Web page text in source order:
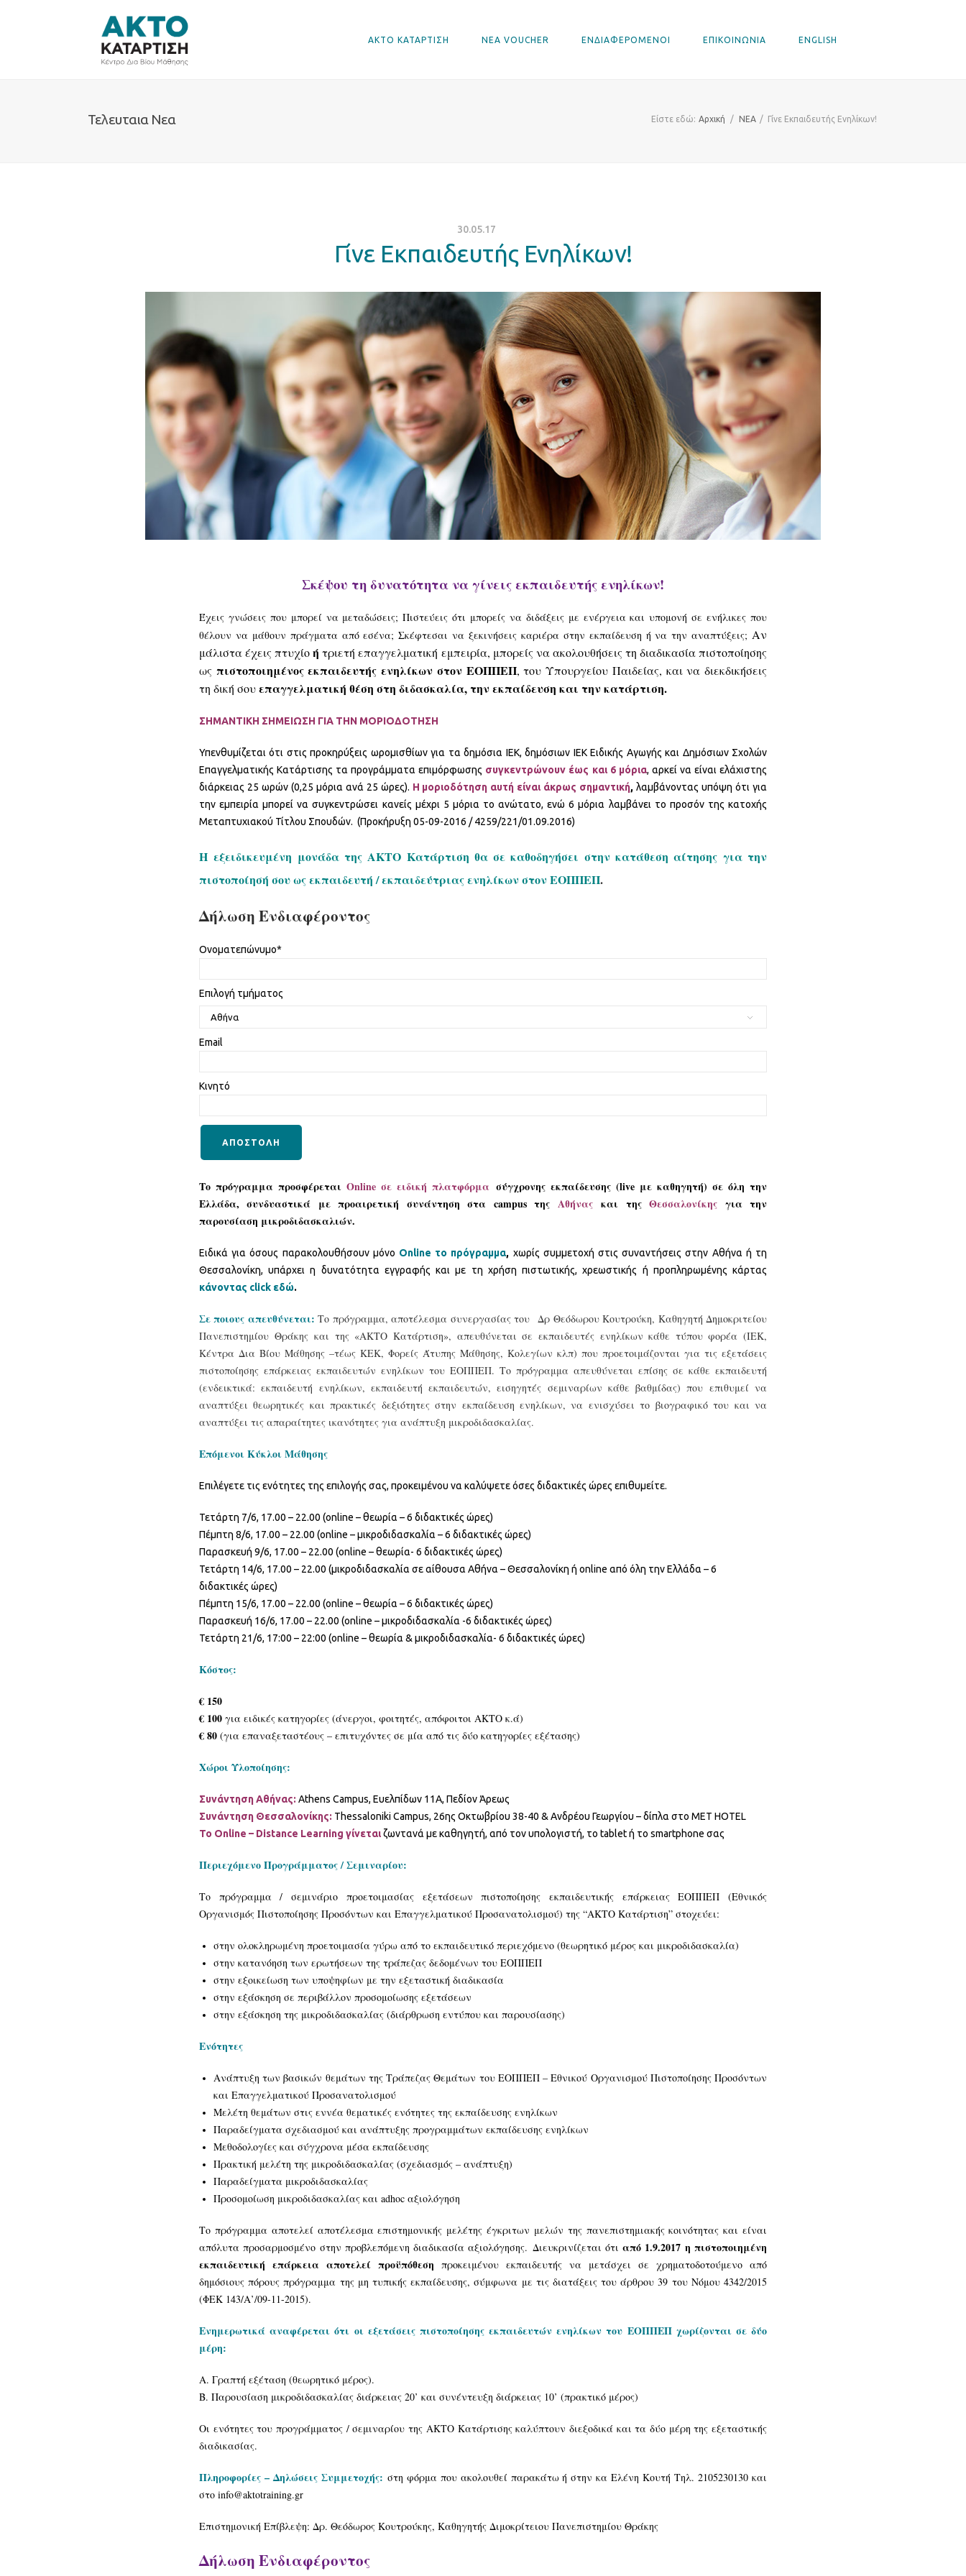
ΑΚΤΟ ΚΑΤΑΡΤΙΣΗ ΝΕΑ VOUCHER ΕΝΔΙΑΦΕΡΟΜΕΝΟΙ ΕΠΙΚΟΙΝΩΝΙΑ ENGLISH
Τελευταια Νεα Είστε εδώ: Αρχική / ΝΕΑ / Γίνε Εκπαιδευτής Ενηλίκων!
30.05.17
Γίνε Εκπαιδευτής Ενηλίκων!
Σκέψου τη δυνατότητα να γίνεις εκπαιδευτής ενηλίκων!
Έχεις γνώσεις που μπορεί να μεταδώσεις; Πιστεύεις ότι μπορείς να διδάξεις με ενέργεια και υπομονή σε ενήλικες που
θέλουν να μάθουν πράγματα από εσένα; Σκέφτεσαι να ξεκινήσεις καριέρα στην εκπαίδευση ή να την αναπτύξεις; Αν
μάλιστα έχεις πτυχίοή τριετή επαγγελματική εμπειρία, μπορείς να ακολουθήσεις τη διαδικασία πιστοποίησης
ως πιστοποιημένος εκπαιδευτής ενηλίκων στον ΕΟΠΠΕΠ, του Υπουργείου Παιδείας, και να διεκδικήσεις
τη δική σουεπαγγελματική θέση στη διδασκαλία, την εκπαίδευση και την κατάρτιση.
ΣΗΜΑΝΤΙΚΗ ΣΗΜΕΙΩΣΗ ΓΙΑ ΤΗΝ ΜΟΡΙΟΔΟΤΗΣΗ
Υπενθυμίζεται ότι στις προκηρύξεις ωρομισθίων για τα δημόσια ΙΕΚ, δημόσιων ΙΕΚ Ειδικής Αγωγής και Δημόσιων Σχολών
Επαγγελματικής Κατάρτισης τα προγράμματα επιμόρφωσης συγκεντρώνουν έως και 6 μόρια, αρκεί να είναι ελάχιστης
διάρκειας 25 ωρών (0,25 μόρια ανά 25 ώρες). Η μοριοδότηση αυτή είναι άκρως σημαντική, λαμβάνοντας υπόψη ότι για
την εμπειρία μπορεί να συγκεντρώσει κανείς μέχρι 5 μόρια το ανώτατο, ενώ 6 μόρια λαμβάνει το προσόν της κατοχής
Μεταπτυχιακού Τίτλου Σπουδών. (Προκήρυξη 05-09-2016 / 4259/221/01.09.2016)
H εξειδικευμένη μονάδα της ΑΚΤΟ Κατάρτιση θα σε καθοδηγήσει στην κατάθεση αίτησης για την
πιστοποίησή σου ως εκπαιδευτή / εκπαιδεύτριας ενηλίκων στον ΕΟΠΠΕΠ.
Δήλωση Ενδιαφέροντος
Ονοματεπώνυμο*
Επιλογή τμήματος
Email
Κινητό
Το πρόγραμμα προσφέρεταιOnline σε ειδική πλατφόρμα σύγχρονης εκπαίδευσης (live με καθηγητή) σε όλη την
Ελλάδα, συνδυαστικά με προαιρετική συνάντηση στα campus της Αθήναςκαι τηςΘεσσαλονίκης για την
παρουσίαση μικροδιδασκαλιών.
Ειδικά για όσους παρακολουθήσουν μόνο Online το πρόγραμμα, χωρίς συμμετοχή στις συναντήσεις στην Αθήνα ή τη
Θεσσαλονίκη, υπάρχει η δυνατότητα εγγραφής και με τη χρήση πιστωτικής, χρεωστικής ή προπληρωμένης κάρτας
κάνοντας click εδώ.
Σε ποιους απευθύνεται:Το πρόγραμμα, αποτέλεσμα συνεργασίας του Δρ Θεόδωρου Κουτρούκη, Καθηγητή Δημοκριτείου
Πανεπιστημίου Θράκης και της «ΑΚΤΟ Κατάρτιση», απευθύνεται σε εκπαιδευτές ενηλίκων κάθε τύπου φορέα (ΙΕΚ,
Κέντρα Δια Βίου Μάθησης –τέως ΚΕΚ, Φορείς Άτυπης Μάθησης, Κολεγίων κλπ) που προετοιμάζονται για τις εξετάσεις
πιστοποίησης επάρκειας εκπαιδευτών ενηλίκων του ΕΟΠΠΕΠ. Το πρόγραμμα απευθύνεται επίσης σε κάθε εκπαιδευτή
(ενδεικτικά: εκπαιδευτή ενηλίκων, εκπαιδευτή εκπαιδευτών, εισηγητές σεμιναρίων κάθε βαθμίδας) που επιθυμεί να
αναπτύξει θεωρητικές και πρακτικές δεξιότητες στην εκπαίδευση ενηλίκων, να ενισχύσει το βιογραφικό του και να
αναπτύξει τις απαραίτητες ικανότητες για ανάπτυξη μικροδιδασκαλίας.
Επόμενοι Κύκλοι Μάθησης
Επιλέγετε τις ενότητες της επιλογής σας, προκειμένου να καλύψετε όσες διδακτικές ώρες επιθυμείτε.
Τετάρτη 7/6, 17.00 – 22.00 (online – θεωρία – 6 διδακτικές ώρες)
Πέμπτη 8/6, 17.00 – 22.00 (online – μικροδιδασκαλία – 6 διδακτικές ώρες)
Παρασκευή 9/6, 17.00 – 22.00 (online – θεωρία- 6 διδακτικές ώρες)
Τετάρτη 14/6, 17.00 – 22.00 (μικροδιδασκαλία σε αίθουσα Αθήνα – Θεσσαλονίκη ή online από όλη την Ελλάδα – 6
διδακτικές ώρες)
Πέμπτη 15/6, 17.00 – 22.00 (online – θεωρία – 6 διδακτικές ώρες)
Παρασκευή 16/6, 17.00 – 22.00 (online – μικροδιδασκαλία -6 διδακτικές ώρες)
Τετάρτη 21/6, 17:00 – 22:00 (online – θεωρία & μικροδιδασκαλία- 6 διδακτικές ώρες)
Κόστος:
€ 150
€ 100 για ειδικές κατηγορίες (άνεργοι, φοιτητές, απόφοιτοι ΑΚΤΟ κ.ά)
€ 80 (για επαναξεταστέους – επιτυχόντες σε μία από τις δύο κατηγορίες εξέτασης)
Χώροι Υλοποίησης:
Συνάντηση Αθήνας: Athens Campus, Ευελπίδων 11Α, Πεδίον Άρεως
Συνάντηση Θεσσαλονίκης: Thessaloniki Campus, 26ης Οκτωβρίου 38-40 & Ανδρέου Γεωργίου – δίπλα στο MET HOTEL
Το Online – Distance Learning γίνεταιζωντανά με καθηγητή, από τον υπολογιστή, το tablet ή το smartphone σας
Περιεχόμενο Προγράμματος / Σεμιναρίου:
Το πρόγραμμα / σεμινάριο προετοιμασίας εξετάσεων πιστοποίησης εκπαιδευτικής επάρκειας ΕΟΠΠΕΠ (Εθνικός
Οργανισμός Πιστοποίησης Προσόντων και Επαγγελματικού Προσανατολισμού) της “ΑΚΤΟ Κατάρτιση” στοχεύει:
στην ολοκληρωμένη προετοιμασία γύρω από το εκπαιδευτικό περιεχόμενο (θεωρητικό μέρος και μικροδιδασκαλία)
στην κατανόηση των ερωτήσεων της τράπεζας δεδομένων του ΕΟΠΠΕΠ
στην εξοικείωση των υποψηφίων με την εξεταστική διαδικασία
στην εξάσκηση σε περιβάλλον προσομοίωσης εξετάσεων
στην εξάσκηση της μικροδιδασκαλίας (διάρθρωση εντύπου και παρουσίασης)
Ενότητες
Ανάπτυξη των βασικών θεμάτων της Τράπεζας Θεμάτων του ΕΟΠΠΕΠ – Εθνικού Οργανισμού Πιστοποίησης Προσόντων
και Επαγγελματικού Προσανατολισμού
Μελέτη θεμάτων στις εννέα θεματικές ενότητες της εκπαίδευσης ενηλίκων
Παραδείγματα σχεδιασμού και ανάπτυξης προγραμμάτων εκπαίδευσης ενηλίκων
Μεθοδολογίες και σύγχρονα μέσα εκπαίδευσης
Πρακτική μελέτη της μικροδιδασκαλίας (σχεδιασμός – ανάπτυξη)
Παραδείγματα μικροδιδασκαλίας
Προσομοίωση μικροδιδασκαλίας και adhoc αξιολόγηση
Το πρόγραμμα αποτελεί αποτέλεσμα επιστημονικής μελέτης έγκριτων μελών της πανεπιστημιακής κοινότητας και είναι
απόλυτα προσαρμοσμένο στην προβλεπόμενη διαδικασία αξιολόγησης. Διευκρινίζεται ότιαπό 1.9.2017 η πιστοποιημένη
εκπαιδευτική επάρκεια αποτελεί προϋπόθεση προκειμένου εκπαιδευτής να μετάσχει σε χρηματοδοτούμενο από
δημόσιους πόρους πρόγραμμα της μη τυπικής εκπαίδευσης, σύμφωνα με τις διατάξεις του άρθρου 39 του Νόμου 4342/2015
(ΦΕΚ 143/Α’/09-11-2015).
Ενημερωτικά αναφέρεται ότι οι εξετάσεις πιστοποίησης εκπαιδευτών ενηλίκων του ΕΟΠΠΕΠ χωρίζονται σε δύο
μέρη:
Α. Γραπτή εξέταση (θεωρητικό μέρος).
Β. Παρουσίαση μικροδιδασκαλίας διάρκειας 20’ και συνέντευξη διάρκειας 10’ (πρακτικό μέρος)
Οι ενότητες του προγράμματος / σεμιναρίου της ΑΚΤΟ Κατάρτισης καλύπτουν διεξοδικά και τα δύο μέρη της εξεταστικής
διαδικασίας.
Πληροφορίες – Δηλώσεις Συμμετοχής: στη φόρμα που ακολουθεί παρακάτω ή στην κα Ελένη Κουτή Τηλ. 2105230130 και
στο info@aktotraining.gr
Επιστημονική Επίβλεψη: Δρ. Θεόδωρος Κουτρούκης, Καθηγητής Διμοκρίτειου Πανεπιστημίου Θράκης
Δήλωση Ενδιαφέροντος